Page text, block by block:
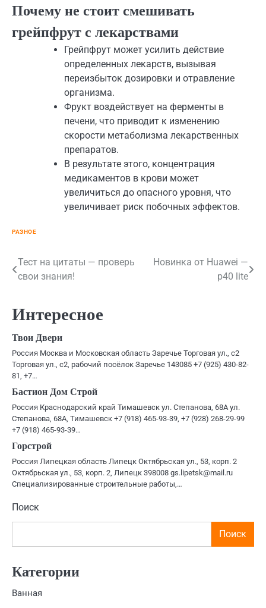
Почему не стоит смешивать
грейпфрут с лекарствами
Грейпфрут может усилить действие
определенных лекарств, вызывая
переизбыток дозировки и отравление
организма.
Фрукт воздействует на ферменты в
печени, что приводит к изменению
скорости метаболизма лекарственных
препаратов.
В результате этого, концентрация
медикаментов в крови может
увеличиться до опасного уровня, что
увеличивает риск побочных эффектов.
РАЗНОЕ
Навигация
записям
Тест на цитаты — проверь
свои знания!
Новинка от Huawei —
p40 lite
Интересное
Твои Двери
Россия Москва и Московская область Заречье Торговая ул., с2
Торговая ул., с2, рабочий посёлок Заречье 143085 +7 (925) 430-82-
81, +7…
Бастион Дом Строй
Россия Краснодарский край Тимашевск ул. Степанова, 68А ул.
Степанова, 68А, Тимашевск +7 (918) 465-93-39, +7 (928) 268-29-99
+7 (918) 465-93-39…
Горстрой
Россия Липецкая область Липецк Октябрьская ул., 53, корп. 2
Октябрьская ул., 53, корп. 2, Липецк 398008 gs.lipetsk@mail.ru
Специализированные строительные работы,…
Поиск
Поиск
Категории
Ванная